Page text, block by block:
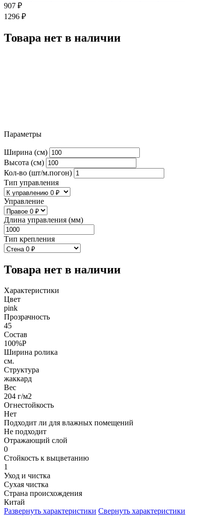
907 ₽
1296 ₽
Товара нет в наличии
Параметры
Ширина (см)
Высота (см)
Кол-во (шт/м.погон)
Тип управления
Управление
Длина управления (мм)
Тип крепления
Товара нет в наличии
Характеристики
Цвет
pink
Прозрачность
45
Состав
100%P
Ширина ролика
см.
Структура
жаккард
Вес
204 г/м2
Огнестойкость
Нет
Подходит ли для влажных помещений
Не подходит
Отражающий слой
0
Стойкость к выцветанию
1
Уход и чистка
Сухая чистка
Страна происхождения
Китай
Развернуть характеристики Свернуть характеристики